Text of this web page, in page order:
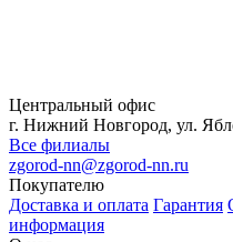
Центральный офис
г. Нижний Новгород, ул.
Все филиалы
zgorod-nn@zgorod-nn.ru
Покупателю
Доставка и оплата Гарантия
информация